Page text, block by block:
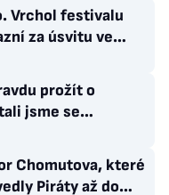
Vrchol festivalu
za úsvitu ve
prožít o
jsme se
terapeuta a
Chomutova, které
Piráty až do